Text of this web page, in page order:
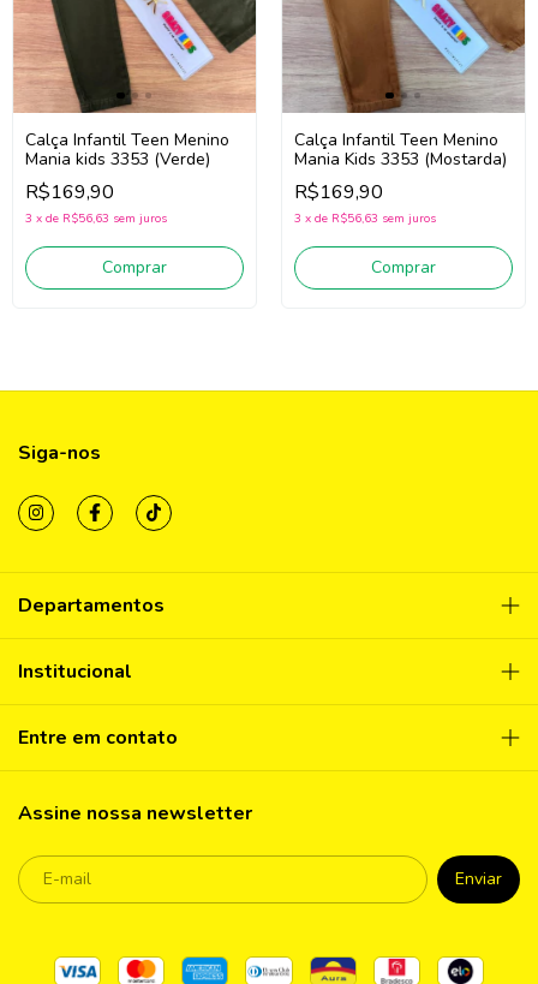
Calça Infantil Teen Menino
Mania kids 3353 (Verde)
R$169,90
3 x de R$56,63 sem juros
Comprar
Calça Infantil Teen Menino
Mania Kids 3353 (Mostarda)
R$169,90
3 x de R$56,63 sem juros
Comprar
Siga-nos
Departamentos
Institucional
Entre em contato
Assine nossa newsletter